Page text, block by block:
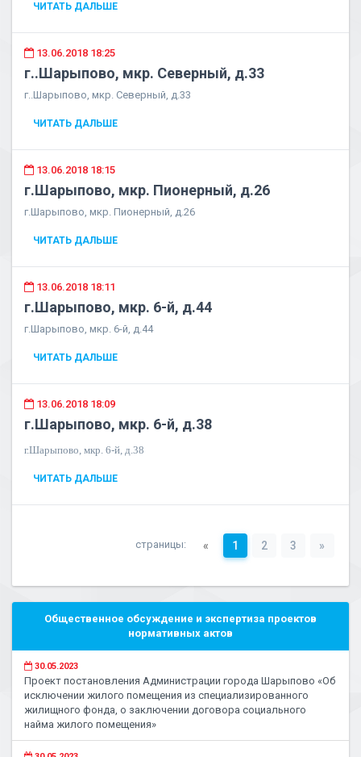
ЧИТАТЬ ДАЛЬШЕ
13.06.2018 18:25
г..Шарыпово, мкр. Северный, д.33
г..Шарыпово, мкр. Северный, д.33
ЧИТАТЬ ДАЛЬШЕ
13.06.2018 18:15
г.Шарыпово, мкр. Пионерный, д.26
г.Шарыпово, мкр. Пионерный, д.26
ЧИТАТЬ ДАЛЬШЕ
13.06.2018 18:11
г.Шарыпово, мкр. 6-й, д.44
г.Шарыпово, мкр. 6-й, д.44
ЧИТАТЬ ДАЛЬШЕ
13.06.2018 18:09
г.Шарыпово, мкр. 6-й, д.38
г.Шарыпово, мкр. 6-й, д.38
ЧИТАТЬ ДАЛЬШЕ
страницы: « 1 2 3 »
Общественное обсуждение и экспертиза проектов
нормативных актов
30.05.2023
Проект постановления Администрации города Шарыпово «Об
исключении жилого помещения из специализированного
жилищного фонда, о заключении договора социального
найма жилого помещения»